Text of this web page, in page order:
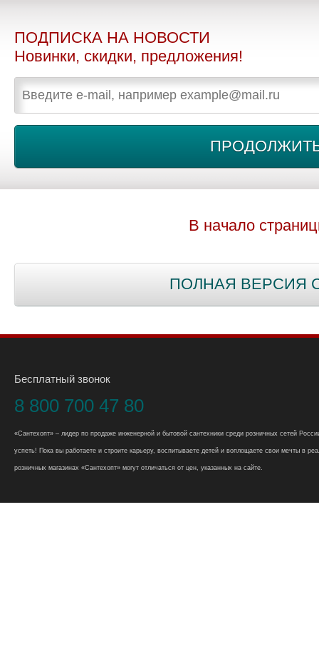
ПОДПИСКА НА НОВОСТИ
Новинки, скидки, предложения!
В начало
ПОЛНАЯ ВЕРСИЯ
Бесплатный звонок
8 800 700 47 80
«Сантехопт» – лидер по продаже инженерной и бытовой сантехники среди розничных сетей
успеть! Пока вы работаете и строите карьеру, воспитываете детей и воплощаете свои мечты в
розничных магазинах «Сантехопт» могут отличаться от цен, указанных на сайте.